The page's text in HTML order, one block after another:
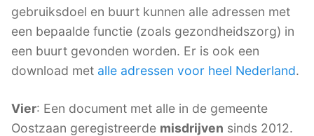
gebruiksdoel en buurt kunnen alle adressen met
een bepaalde functie (zoals gezondheidszorg) in
een buurt gevonden worden. Er is ook een
download met alle adressen voor heel Nederland.
Vier: Een document met alle in de gemeente
Oostzaan geregistreerde misdrijven sinds 2012.